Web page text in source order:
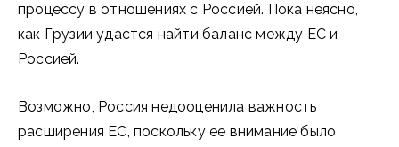
процессу в отношениях с Россией. Пока неясно,
как Грузии удастся найти баланс между ЕС и
Россией.
Возможно, Россия недооценила важность
расширения ЕС, поскольку ее внимание было